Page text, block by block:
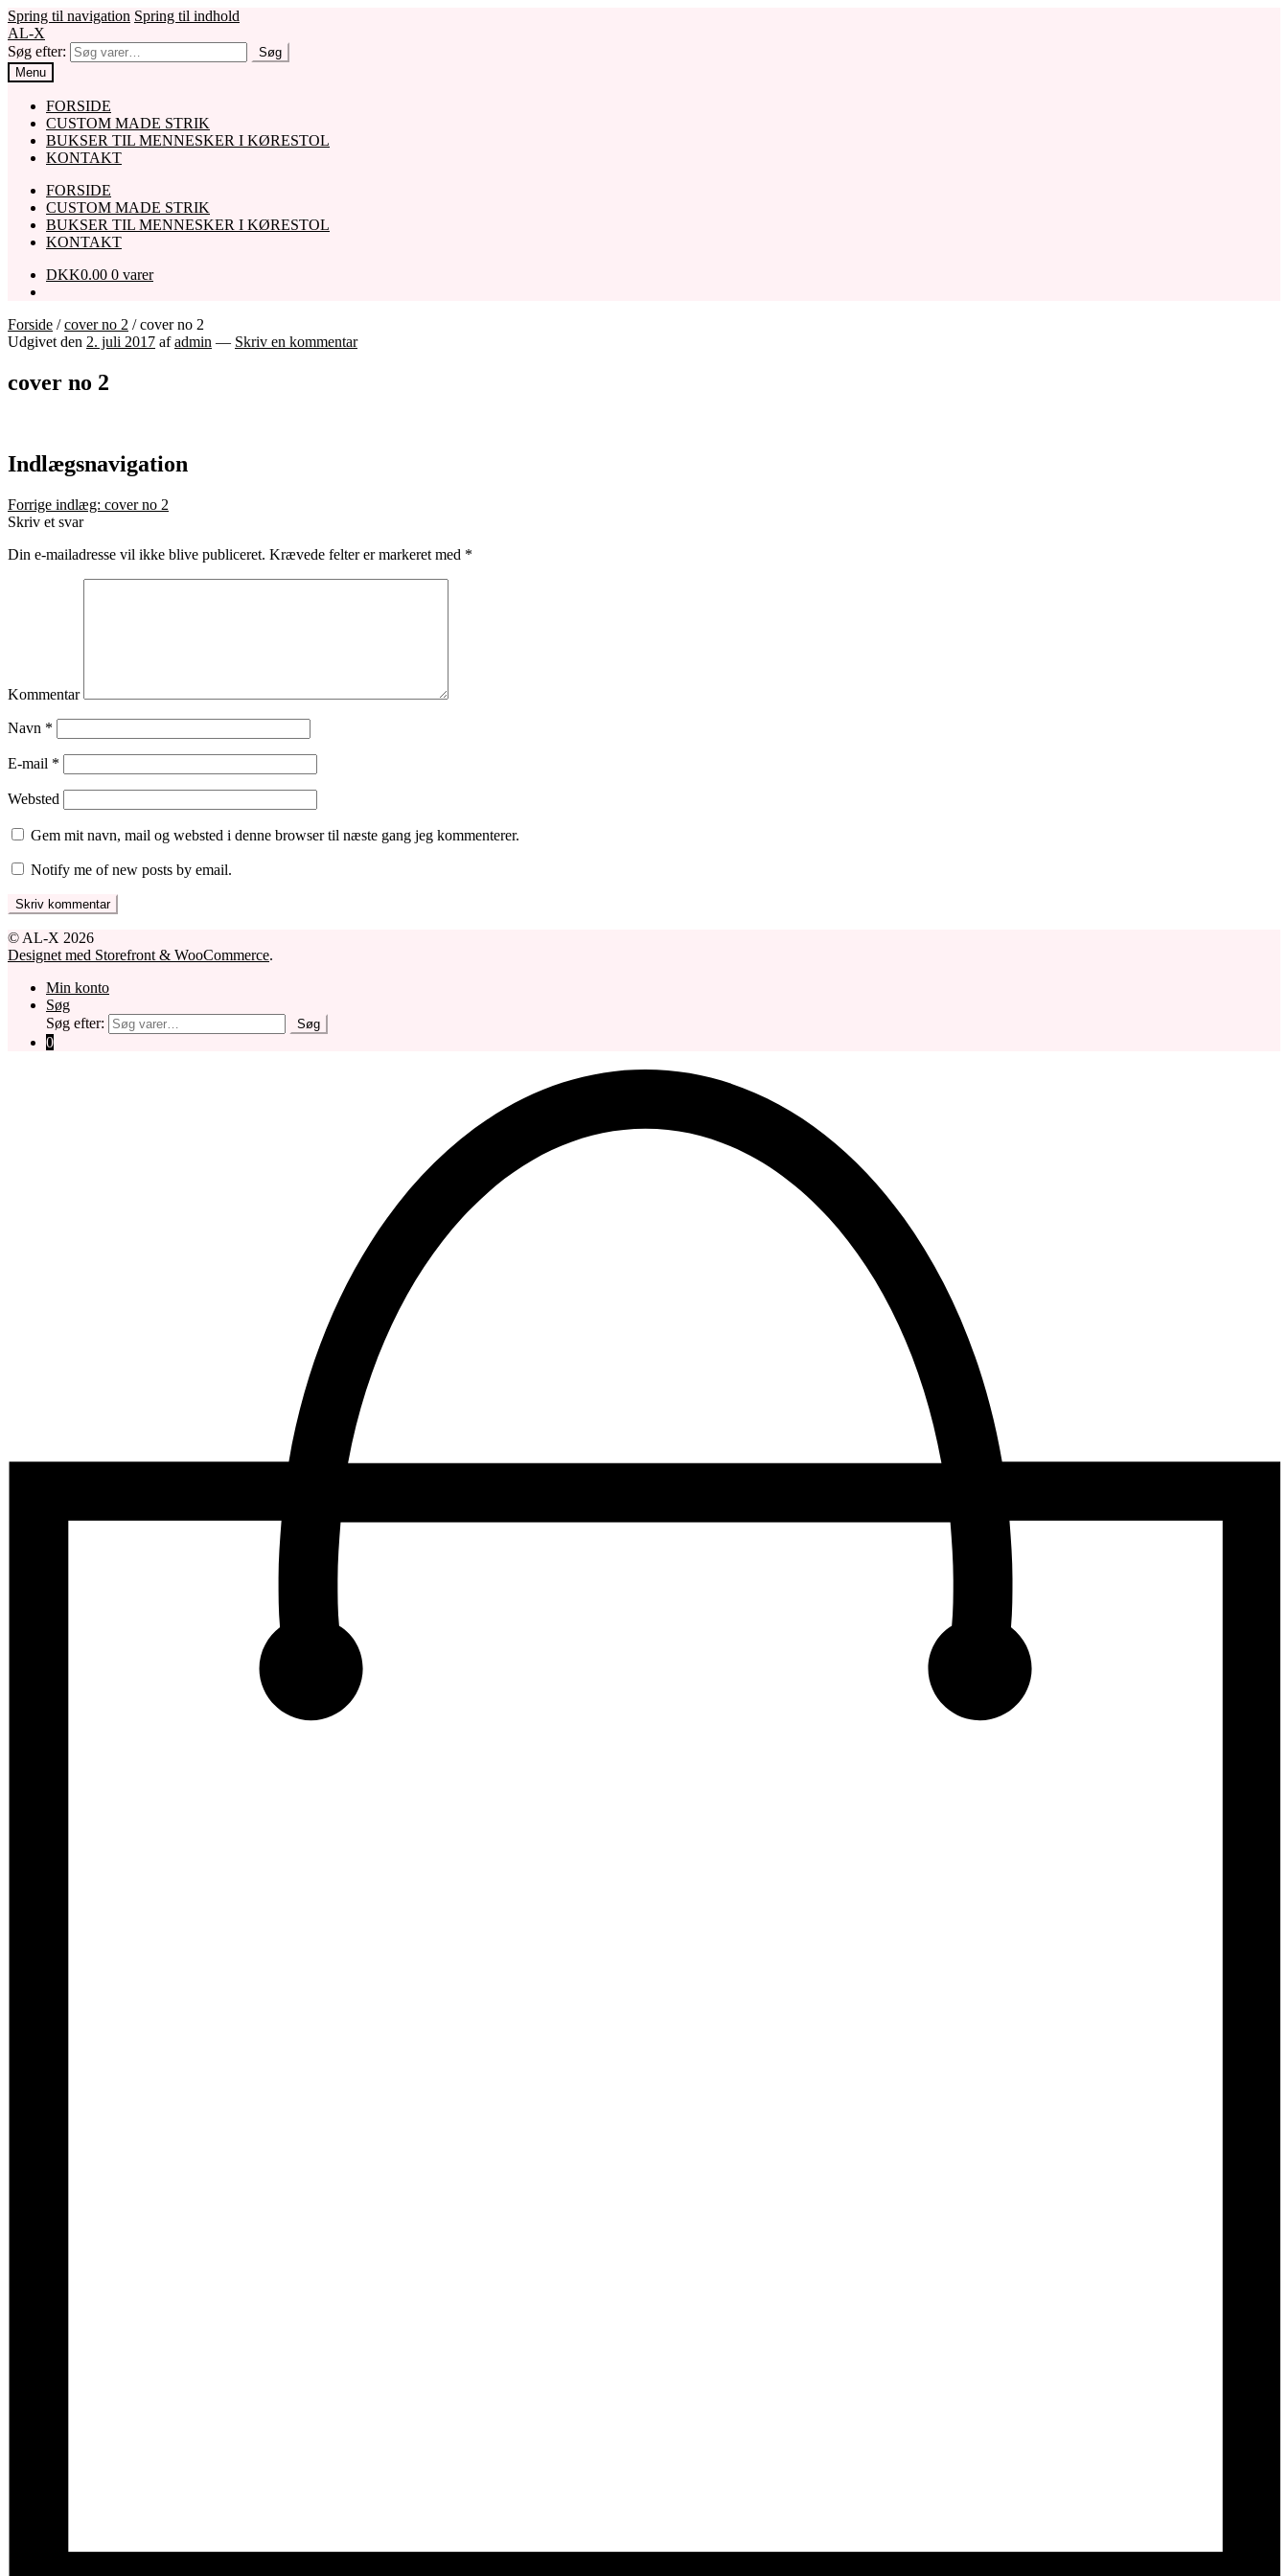
Spring til navigation Spring til indhold
AL-X
Søg efter:
Søg
Menu
FORSIDE
CUSTOM MADE STRIK
BUKSER TIL MENNESKER I KØRESTOL
KONTAKT
FORSIDE
CUSTOM MADE STRIK
BUKSER TIL MENNESKER I KØRESTOL
KONTAKT
DKK0.00 0 varer
Forside /cover no 2 /cover no 2
Udgivet den 2. juli 2017 afadmin — Skriv en kommentar
cover no 2
Indlægsnavigation
Forrige indlæg: cover no 2
Skriv et svar
Din e-mailadresse vil ikke blive publiceret. Krævede felter er markeret med *
Kommentar
Navn *
E-mail *
Websted
Gem mit navn, mail og websted i denne browser til næste gang jeg kommenterer.
Notify me of new posts by email.
© AL-X 2026
Designet med Storefront & WooCommerce.
Min konto
Søg
Søg efter:
Søg
0